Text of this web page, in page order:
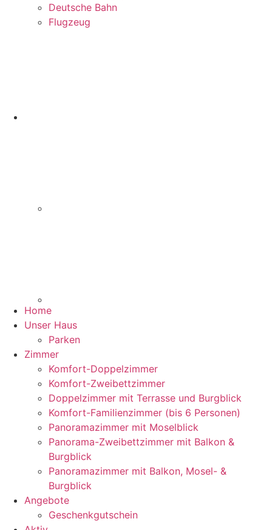
Deutsche Bahn
Flugzeug
Home
Unser Haus
Parken
Zimmer
Komfort-Doppelzimmer
Komfort-Zweibettzimmer
Doppelzimmer mit Terrasse und Burgblick
Komfort-Familienzimmer (bis 6 Personen)
Panoramazimmer mit Moselblick
Panorama-Zweibettzimmer mit Balkon &
Burgblick
Panoramazimmer mit Balkon, Mosel- &
Burgblick
Angebote
Geschenkgutschein